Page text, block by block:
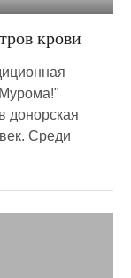
крови
донорская
Среди